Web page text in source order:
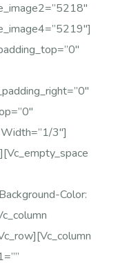
3″]
Color: